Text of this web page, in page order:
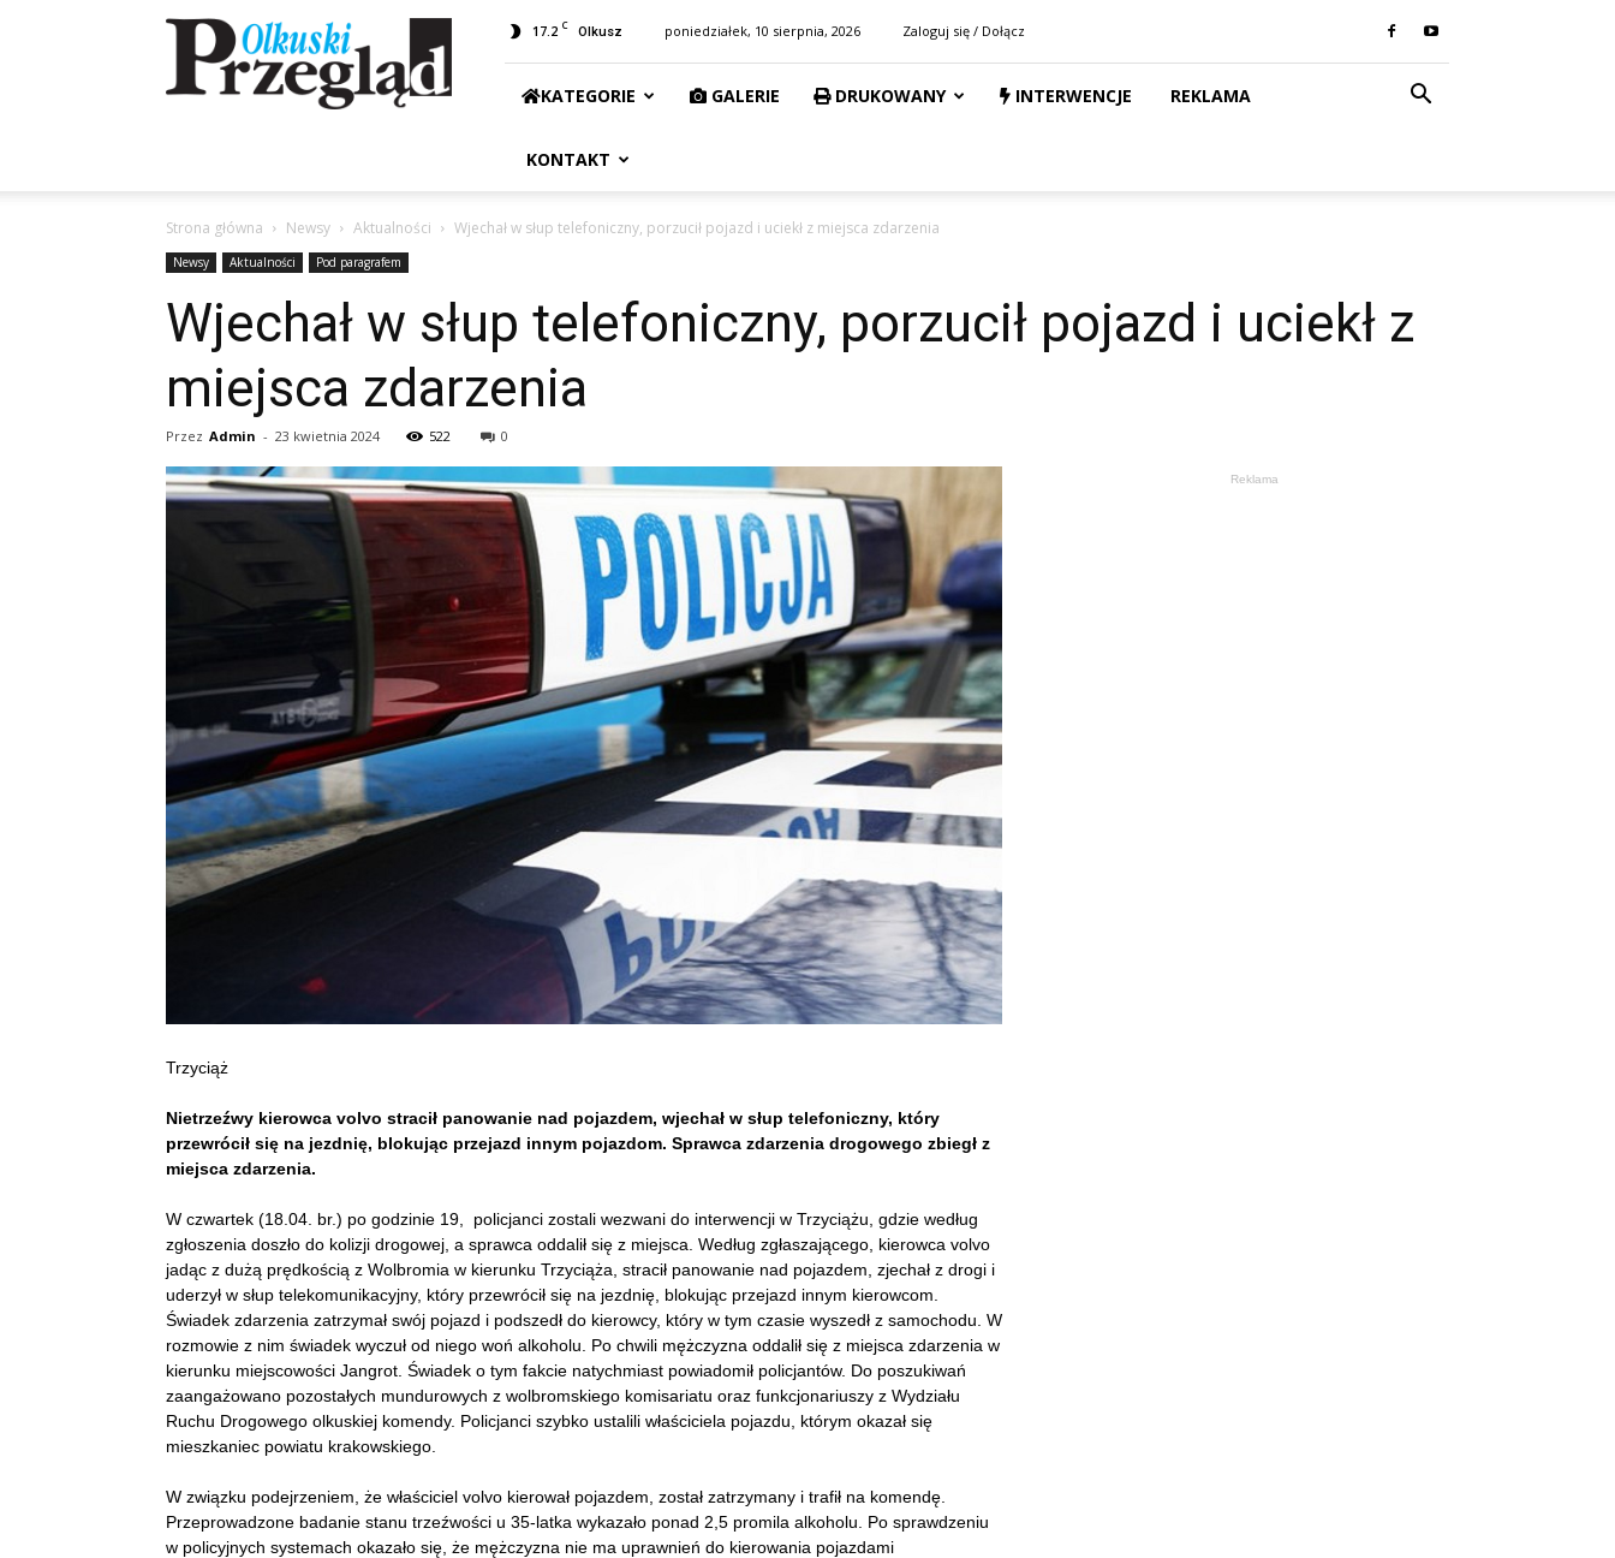
Przegląd
Olkuski
17.2 C Olkusz poniedziałek, 10 sierpnia, 2026 Zaloguj się / Dołącz
KATEGORIE GALERIE DRUKOWANY INTERWENCJE REKLAMA
KONTAKT
Strona główna Newsy Aktualności Wjechał w słup telefoniczny, porzucił pojazd i uciekł z miejsca zdarzenia
Newsy Aktualności Pod paragrafem
Wjechał w słup telefoniczny, porzucił pojazd i uciekł z
miejsca zdarzenia
Przez Admin - 23 kwietnia 2024 522 0
Trzyciąż
Nietrzeźwy kierowca volvo stracił panowanie nad pojazdem, wjechał w słup telefoniczny, który
przewrócił się na jezdnię, blokując przejazd innym pojazdom. Sprawca zdarzenia drogowego zbiegł z
miejsca zdarzenia.
W czwartek (18.04. br.) po godzinie 19, policjanci zostali wezwani do interwencji w Trzyciążu, gdzie według
zgłoszenia doszło do kolizji drogowej, a sprawca oddalił się z miejsca. Według zgłaszającego, kierowca volvo
jadąc z dużą prędkością z Wolbromia w kierunku Trzyciąża, stracił panowanie nad pojazdem, zjechał z drogi i
uderzył w słup telekomunikacyjny, który przewrócił się na jezdnię, blokując przejazd innym kierowcom.
Świadek zdarzenia zatrzymał swój pojazd i podszedł do kierowcy, który w tym czasie wyszedł z samochodu. W
rozmowie z nim świadek wyczuł od niego woń alkoholu. Po chwili mężczyzna oddalił się z miejsca zdarzenia w
kierunku miejscowości Jangrot. Świadek o tym fakcie natychmiast powiadomił policjantów. Do poszukiwań
zaangażowano pozostałych mundurowych z wolbromskiego komisariatu oraz funkcjonariuszy z Wydziału
Ruchu Drogowego olkuskiej komendy. Policjanci szybko ustalili właściciela pojazdu, którym okazał się
mieszkaniec powiatu krakowskiego.
W związku podejrzeniem, że właściciel volvo kierował pojazdem, został zatrzymany i trafił na komendę.
Przeprowadzone badanie stanu trzeźwości u 35-latka wykazało ponad 2,5 promila alkoholu. Po sprawdzeniu
w policyjnych systemach okazało się, że mężczyzna nie ma uprawnień do kierowania pojazdami
Reklama